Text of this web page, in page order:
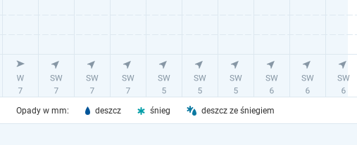
Opady w mm: deszcz śnieg deszcz ze śniegiem